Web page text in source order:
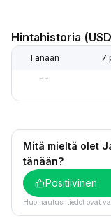
Hintahistoria
Tänään 7
--
Mitä mieltä olet
tänään?
Positiivinen
Huomautus: tiedot ovat